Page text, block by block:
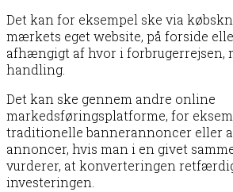
Det kan for eksempel ske via
mærkets eget website, på forside
afhængigt af hvor i forbrugerrejsen,
handling.
Det kan ske gennem andre online
markedsføringsplatforme, for
traditionelle bannerannoncer eller
annoncer, hvis man i en givet
vurderer, at konverteringen
investeringen.